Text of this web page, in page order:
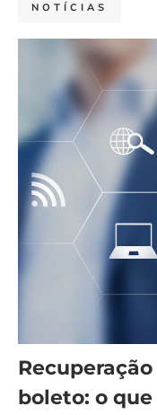
NOTÍCIAS
boleto: o